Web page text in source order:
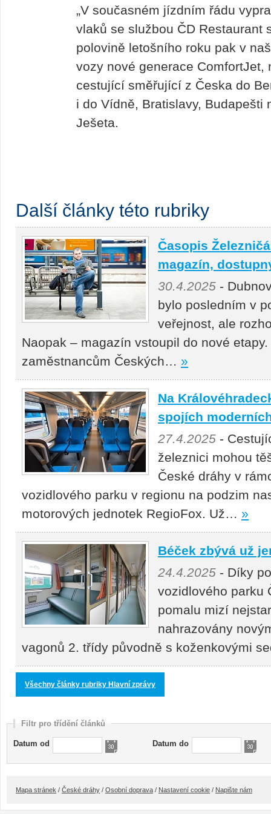
„V současném jízdním řádu
vlaků se službou ČD Restaurant
polovině letošního roku pak v
vozy nové generace ComfortJet,
cestující směřující z Česka do
i do Vídně, Bratislavy, Budapešti
Ješeta.
Další články této rubriky
Časopis
magazín,
30.4.2025 -
bylo posledním v
veřejnost, ale
Naopak – magazín vstoupil do nové
zaměstnancům Českých… »
Na
spojích
27.4.2025 -
železnici mohou
České dráhy v
vozidlového parku v regionu na podzim
motorových jednotek RegioFox. Už… »
Béček zbývá už
24.4.2025 - Díky
vozidlového parku
pomalu mizí
nahrazovány
vagonů 2. třídy původně s koženkovými
Všechny články rubriky Hlavní zprávy
Filtr pro třídění článků
Datum od Datum do
Mapa stránek / České dráhy / Osobní doprava / Nastavení cookie / Napište nám